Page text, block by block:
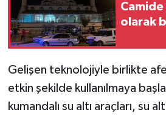
olarak
Gelişen teknolojiyle birlikte
etkin şekilde kullanılmaya
kumandalı su altı araçları, su